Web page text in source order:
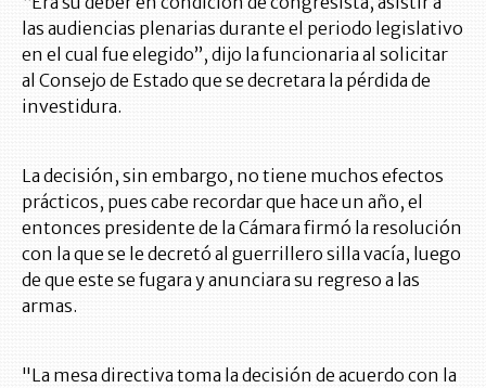
las audiencias plenarias durante el periodo legislativo
en el cual fue elegido”, dijo la funcionaria al solicitar
al Consejo de Estado que se decretara la pérdida de
investidura.
La decisión, sin embargo, no tiene muchos efectos
prácticos, pues cabe recordar que hace un año, el
entonces presidente de la Cámara firmó la resolución
con la que se le decretó al guerrillero silla vacía, luego
de que este se fugara y anunciara su regreso a las
armas.
"La mesa directiva toma la decisión de acuerdo con la